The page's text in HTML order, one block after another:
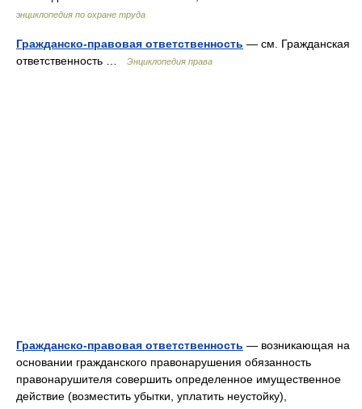
энциклопедия по охране труда
Гражданско-правовая ответственность — см. Гражданская
ответственность …
Энциклопедия права
Гражданско-правовая ответственность — возникающая на
основании гражданского правонарушения обязанность
правонарушителя совершить определенное имущественное
действие (возместить убытки, уплатить неустойку),